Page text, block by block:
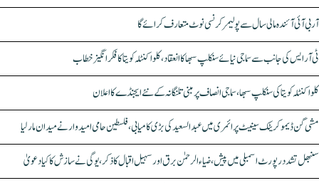
آر بی آئی آئندہ مالی سال سے پولیمر کرنسی نوٹ متعارف کرائے گا
ٹی آر ایس کی جانب سے سماجی نیائے سنکلپ سبھا کا انعقاد، کلواکنٹلہ کویتا کا فکر انگیز خطاب
کلواکنٹلہ کویتا کی سنکلپ سبھا، سماجی انصاف پر مبنی تلنگانہ کے نئے ایجنڈے کا اعلان
مشی گن ڈیموکریٹک سینیٹ پرائمری میں عبدالسعید کی بڑی کامیابی، فلسطین حامی امیدوار نے میدان مار لیا
سنبھل تشدد رپورٹ اسمبلی میں پیش، ضیاء الرحمٰن برق اور سہیل اقبال کا ذکر، یوگی نے سازش کا کیا دعویٰ